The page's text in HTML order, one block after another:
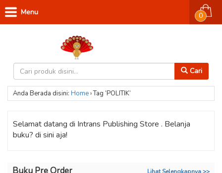
Cari
0
Menu
Anda Berada disini: Home›Tag ‘POLITIK’
Selamat datang di Intrans Publishing Store . Belanja
buku? di sini aja!